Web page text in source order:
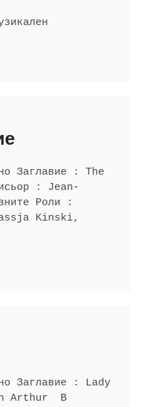
Заглавие : The
: Jean-
Роли :
Kinski,
Заглавие : Lady
Arthur В